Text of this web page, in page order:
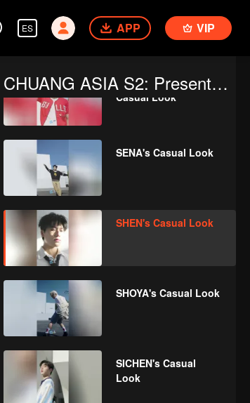
ES APP VIP
CHUANG ASIA S2: Presentación de los concursantes
RYAN WINTER's
Casual Look
SENA's Casual Look
SHEN's Casual Look
SHOYA's Casual Look
SICHEN's Casual
Look